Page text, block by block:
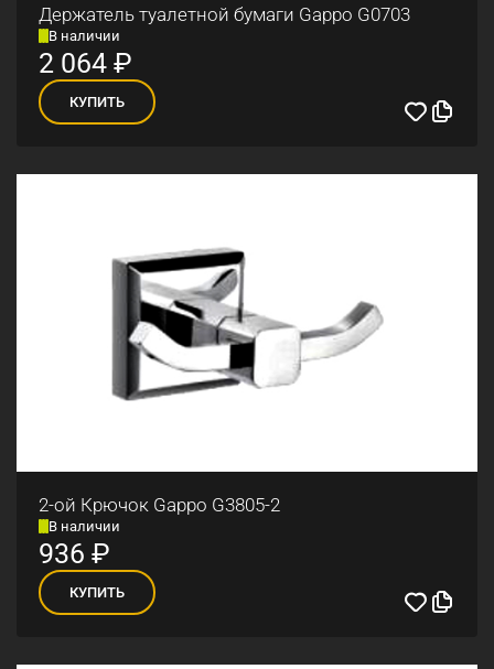
Держатель туалетной бумаги Gappo G0703
В наличии
2 064₽
КУПИТЬ
2-ой Крючок Gappo G3805-2
В наличии
936 ₽
КУПИТЬ